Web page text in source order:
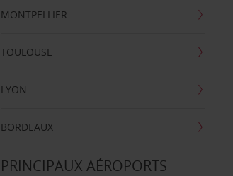
MONTPELLIER
TOULOUSE
LYON
BORDEAUX
PRINCIPAUX AÉROPORTS